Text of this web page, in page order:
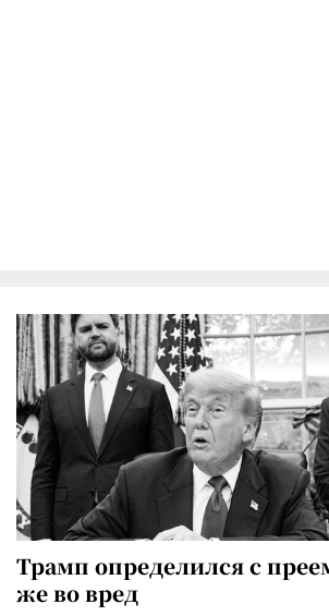
Трамп определился с
же во вред